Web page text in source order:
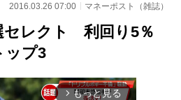
2016.03.26 07:00 マネーポスト（雑誌）
セレクト 利回り5％
ップ3
arrow_forward_ios もっと見る